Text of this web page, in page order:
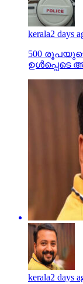
kerala2 days
500
ഉള്‍പ്പെടെ
kerala2 days